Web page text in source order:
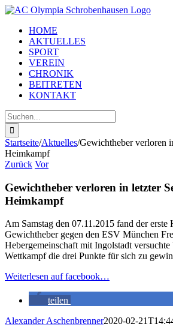
Zum
springenHOME
AKTUELLES
SPORT
VEREIN
CHRONIK
BEITRETEN
KONTAKT
Suche
nach:
Startseite/Aktuelles/Gewichtheber verloren
Heimkampf
Zurück Vor
Gewichtheber verloren in letzter
Heimkampf
Am Samstag den 07.11.2015 fand der erste
Gewichtheber gegen den ESV München
Hebergemeinschaft mit Ingolstadt versuchte
Wettkampf die drei Punkte für sich zu
Weiterlesen auf facebook…
teilen
Alexander Aschenbrenner2020-02-